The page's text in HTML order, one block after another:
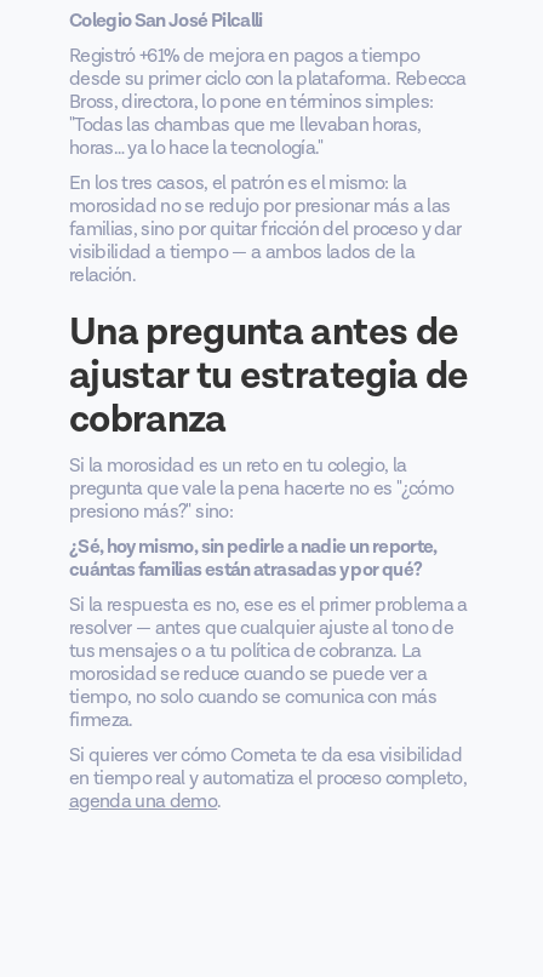
Colegio San José Pilcalli
Registró +61% de mejora en pagos a tiempo
desde su primer ciclo con la plataforma. Rebecca
Bross, directora, lo pone en términos simples:
"Todas las chambas que me llevaban horas,
horas… ya lo hace la tecnología."
En los tres casos, el patrón es el mismo: la
morosidad no se redujo por presionar más a las
familias, sino por quitar fricción del proceso y dar
visibilidad a tiempo — a ambos lados de la
relación.
Una pregunta antes de
ajustar tu estrategia de
cobranza
Si la morosidad es un reto en tu colegio, la
pregunta que vale la pena hacerte no es "¿cómo
presiono más?" sino:
¿Sé, hoy mismo, sin pedirle a nadie un reporte,
cuántas familias están atrasadas y por qué?
Si la respuesta es no, ese es el primer problema a
resolver — antes que cualquier ajuste al tono de
tus mensajes o a tu política de cobranza. La
morosidad se reduce cuando se puede ver a
tiempo, no solo cuando se comunica con más
firmeza.
Si quieres ver cómo Cometa te da esa visibilidad
en tiempo real y automatiza el proceso completo,
agenda una demo.